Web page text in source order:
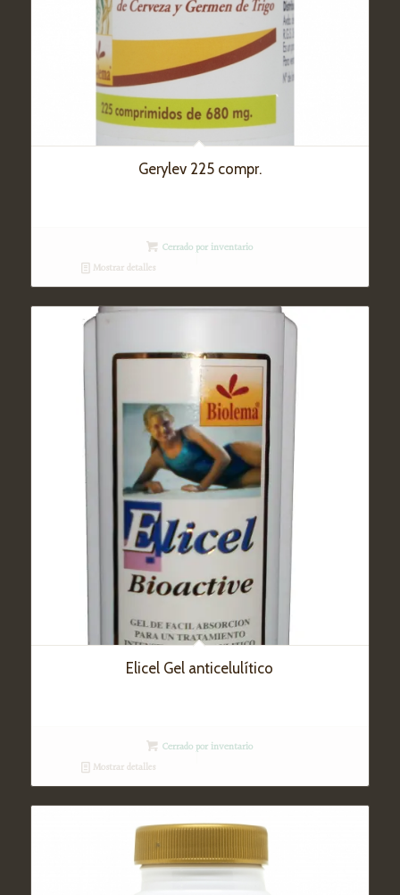
Gerylev 225 compr.
Cerrado por inventario
Mostrar detalles
Elicel Gel anticelulítico
Cerrado por inventario
Mostrar detalles